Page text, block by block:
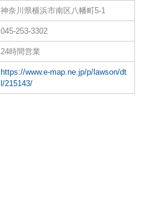
神奈川県横浜市南区八幡町5-1
045-253-3302
24時間営業
https://www.e-map.ne.jp/p/lawson/dt
l/215143/